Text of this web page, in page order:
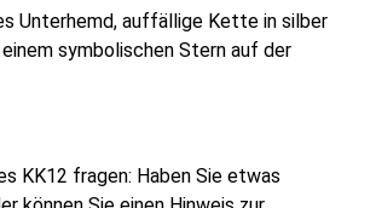
Unterhemd, auffällige Kette in silber
symbolischen Stern auf der
KK12 fragen: Haben Sie etwas